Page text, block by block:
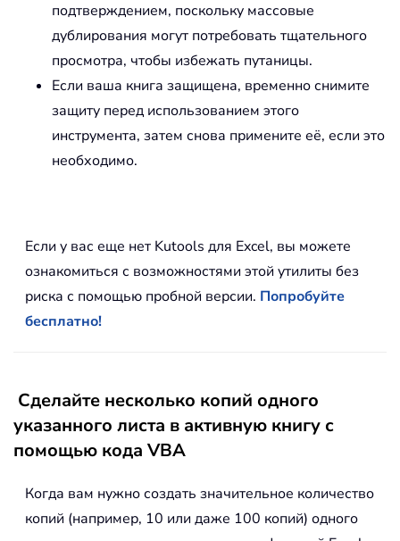
подтверждением, поскольку массовые
дублирования могут потребовать тщательного
просмотра, чтобы избежать путаницы.
Если ваша книга защищена, временно снимите
защиту перед использованием этого
инструмента, затем снова примените её, если это
необходимо.
Если у вас еще нет Kutools для Excel, вы можете
ознакомиться с возможностями этой утилиты без
риска с помощью пробной версии. Попробуйте
бесплатно!
Сделайте несколько копий одного
указанного листа в активную книгу с
помощью кода VBA
Когда вам нужно создать значительное количество
копий (например, 10 или даже 100 копий) одного